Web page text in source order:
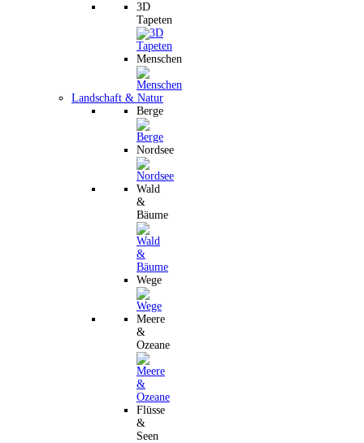
3D
Tapeten
Menschen
Landschaft & Natur
Berge
Nordsee
Wald
&
Bäume
Wege
Meere
&
Ozeane
Flüsse
&
Seen